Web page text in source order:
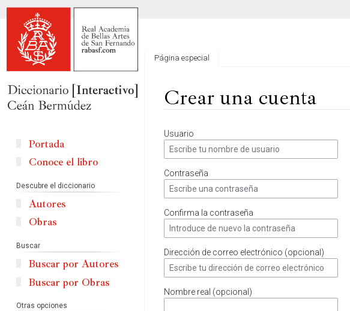
Crear una cuenta
a
la
a
la
Usuario
Contraseña
Confirma la contraseña
Dirección de correo electrónico (opcional)
Nombre real (opcional)
Página especial
Portada
Conoce el libro
Descubre el diccionario
Autores
Obras
Buscar
Buscar por Autores
Buscar por Obras
Otras opciones